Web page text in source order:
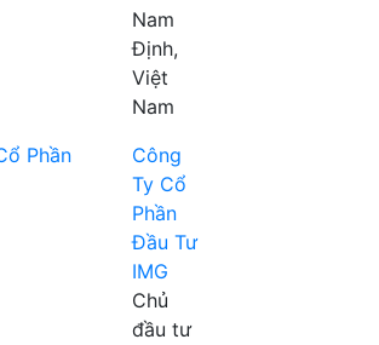
Nam
Định,
Việt
Nam
Công
Ty Cổ
Phần
Đầu Tư
IMG
Chủ
đầu tư